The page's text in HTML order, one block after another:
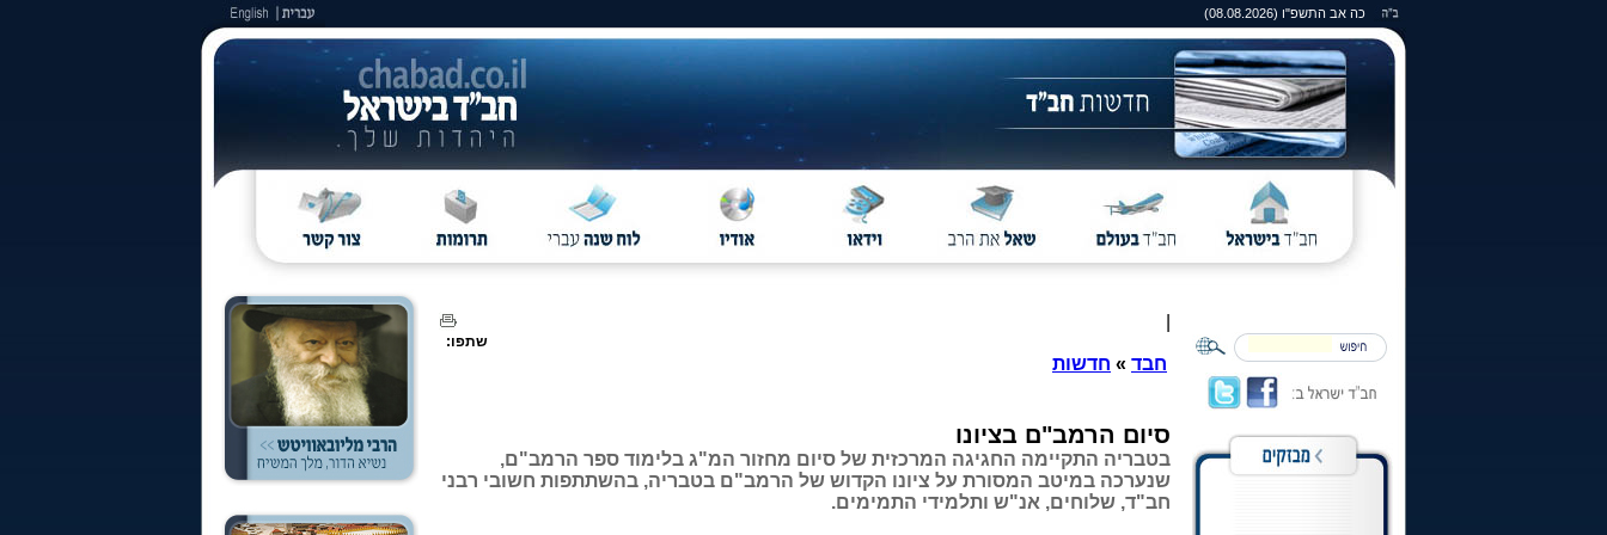
כה אב התשפ"ו (08.08.2026)
שתפו:
חבד » חדשות
סיום הרמב"ם בציונו
בטבריה התקיימה החגיגה המרכזית של סיום מחזור המ"ג בלימוד ספר הרמב"ם,
שנערכה במיטב המסורת על ציונו הקדוש של הרמב"ם בטבריה, בהשתתפות חשובי רבני
חב"ד, שלוחים, אנ"ש ותלמידי התמימים.